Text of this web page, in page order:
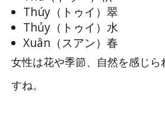
Thúy（トゥイ）翠
Thủy（トゥイ）水
Xuân（スアン）春
女性は花や季節、自然を感じ
すね。